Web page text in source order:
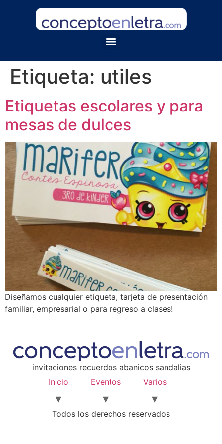
Etiqueta: utiles
Etiquetas escolares y para
mesas de dulces
Diseñamos cualquier etiqueta, tarjeta de presentación
familiar, empresarial o para regreso a clases!
invitaciones recuerdos abanicos sandalias
Inicio
Eventos Varios
Todos los derechos reservados